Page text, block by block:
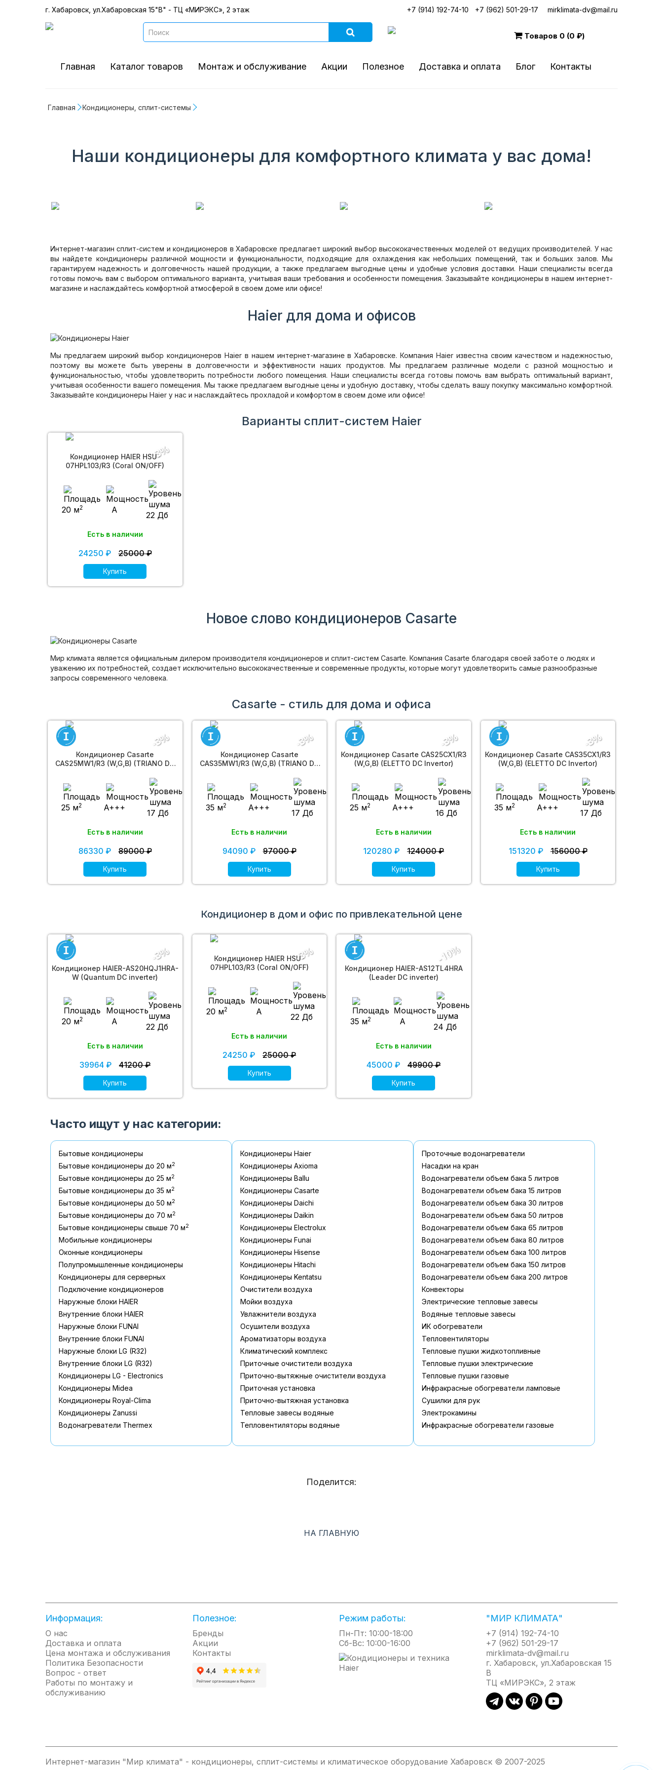
г. Хабаровск, ул.Хабаровская 15"В" - ТЦ «МИРЭКС», 2 этаж +7 (914) 192-74-10 +7 (962) 501-29-17 mirklimata-dv@mail.ru
Товаров 0 (0 ₽)
Главная Каталог товаров Монтаж и обслуживание Акции Полезное Доставка и оплата Блог Контакты
Главная Кондиционеры, сплит-системы
Наши кондиционеры для комфортного климата у вас дома!
Интернет-магазин сплит-систем и кондиционеров в Хабаровске предлагает широкий выбор высококачественных моделей от ведущих производителей. У нас
вы найдете кондиционеры различной мощности и функциональности, подходящие для охлаждения как небольших помещений, так и больших залов. Мы
гарантируем надежность и долговечность нашей продукции, а также предлагаем выгодные цены и удобные условия доставки. Наши специалисты всегда
готовы помочь вам с выбором оптимального варианта, учитывая ваши требования и особенности помещения. Заказывайте кондиционеры в нашем интернет-
магазине и наслаждайтесь комфортной атмосферой в своем доме или офисе!
Haier для дома и офисов
Мы предлагаем широкий выбор кондиционеров Haier в нашем интернет-магазине в Хабаровске. Компания Haier известна своим качеством и надежностью,
поэтому вы можете быть уверены в долговечности и эффективности наших продуктов. Мы предлагаем различные модели с разной мощностью и
функциональностью, чтобы удовлетворить потребности любого помещения. Наши специалисты всегда готовы помочь вам выбрать оптимальный вариант,
учитывая особенности вашего помещения. Мы также предлагаем выгодные цены и удобную доставку, чтобы сделать вашу покупку максимально комфортной.
Заказывайте кондиционеры Haier у нас и наслаждайтесь прохладой и комфортом в своем доме или офисе!
Варианты сплит-систем Haier
Кондиционер HAIER HSU-
07HPL103/R3 (Coral ON/OFF)
20 м2 A
22 Дб
Есть в наличии
-3%
24250 ₽ 25000 ₽
Купить
Новое слово кондиционеров Casarte
Мир климата является официальным дилером производителя кондиционеров и сплит-систем Casarte. Компания Casarte благодаря своей заботе о людях и
уважению их потребностей, создает исключительно высококачественные и современные продукты, которые могут удовлетворить самые разнообразные
запросы современного человека.
Casarte - стиль для дома и офиса
Кондиционер Casarte
CAS25MW1/R3 (W,G,B) (TRIANO DC
25 м2 A+++
17 Дб
Есть в наличии
-3%
86330 ₽ 89000 ₽
Купить
Кондиционер Casarte
CAS35MW1/R3 (W,G,B) (TRIANO DC
35 м2 A+++
17 Дб
Есть в наличии
-3%
94090 ₽ 97000 ₽
Купить
Кондиционер Casarte CAS25CX1/R3
(W,G,B) (ELETTO DC Invertor)
25 м2 A+++
16 Дб
Есть в наличии
-3%
120280 ₽ 124000 ₽
Купить
Кондиционер Casarte CAS35CX1/R3
(W,G,B) (ELETTO DC Invertor)
35 м2 A+++
17 Дб
Есть в наличии
-3%
151320 ₽ 156000 ₽
Купить
Кондиционер в дом и офис по привлекательной цене
Кондиционер HAIER-AS20HQJ1HRA-
W (Quantum DC inverter)
20 м2 A
22 Дб
Есть в наличии
-3%
39964 ₽ 41200 ₽
Купить
Кондиционер HAIER HSU-
07HPL103/R3 (Coral ON/OFF)
20 м2 A
22 Дб
Есть в наличии
-3%
24250 ₽ 25000 ₽
Купить
Кондиционер HAIER-AS12TL4HRA
(Leader DC inverter)
35 м2 A
24 Дб
Есть в наличии
-10%
45000 ₽ 49900 ₽
Купить
Часто ищут у нас категории:
Бытовые кондиционеры
Бытовые кондиционеры до 20 м2
Бытовые кондиционеры до 25 м2
Бытовые кондиционеры до 35 м2
Бытовые кондиционеры до 50 м2
Бытовые кондиционеры до 70 м2
Бытовые кондиционеры свыше 70 м2
Мобильные кондиционеры
Оконные кондиционеры
Полупромышленные кондиционеры
Кондиционеры для серверных
Подключение кондиционеров
Наружные блоки HAIER
Внутренние блоки HAIER
Hаружные блоки FUNAI
Внутренние блоки FUNAI
Наружные блоки LG (R32)
Внутренние блоки LG (R32)
Кондиционеры LG - Electronics
Кондиционеры Midea
Кондиционеры Royal-Clima
Кондиционеры Zanussi
Водонагреватели Thermex
Кондиционеры Haier
Кондиционеры Axioma
Кондиционеры Ballu
Кондиционеры Casarte
Кондиционеры Daichi
Кондиционеры Daikin
Кондиционеры Electrolux
Кондиционеры Funai
Кондиционеры Hisense
Кондиционеры Hitachi
Кондиционеры Kentatsu
Очистители воздуха
Мойки воздуха
Увлажнители воздуха
Осушители воздуха
Ароматизаторы воздуха
Климатический комплекс
Приточные очистители воздуха
Приточно-вытяжные очистители воздуха
Приточная установка
Приточно-вытяжная установка
Тепловые завесы водяные
Тепловентиляторы водяные
Проточные водонагреватели
Наcадки на кран
Водонагреватели объем бака 5 литров
Водонагреватели объем бака 15 литров
Водонагреватели объем бака 30 литров
Водонагреватели объем бака 50 литров
Водонагреватели объем бака 65 литров
Водонагреватели объем бака 80 литров
Водонагреватели объем бака 100 литров
Водонагреватели объем бака 150 литров
Водонагреватели объем бака 200 литров
Конвекторы
Электрические тепловые завесы
Водяные тепловые завесы
ИК обогреватели
Тепловентиляторы
Тепловые пушки жидкотопливные
Тепловые пушки электрические
Тепловые пушки газовые
Инфракрасные обогреватели ламповые
Сушилки для рук
Электрокамины
Инфракрасные обогреватели газовые
Поделится:
НА ГЛАВНУЮ
Информация:
О нас
Доставка и оплата
Цена монтажа и обслуживания
Политика Безопасности
Вопрос - ответ
Работы по монтажу и
обслуживанию
Полезное:
Бренды
Акции
Контакты
Режим работы:
Пн-Пт: 10:00-18:00
Сб-Вс: 10:00-16:00
"МИР КЛИМАТА"
+7 (914) 192-74-10
+7 (962) 501-29-17
mirklimata-dv@mail.ru
г. Хабаровск, ул.Хабаровская 15
В
ТЦ «МИРЭКС», 2 этаж
Интернет-магазин "Мир климата" - кондиционеры, сплит-системы и климатическое оборудование Хабаровск © 2007-2025